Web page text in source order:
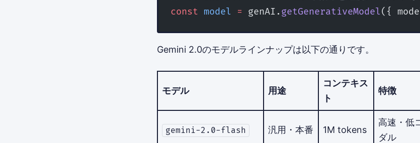
const model = genAI. getGenerativeModel({
Gemini 2.0のモデルラインナップは以下の通りです。
モデル 用途
コンテキス
ト
特徴
gemini-2.0-flash 汎用・本番 1M tokens
高速・低
ダル